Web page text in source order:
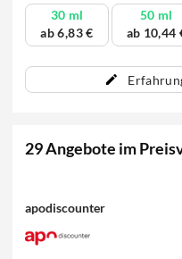
30 ml
ab 6,83 €
50 ml
ab 10,44
29 Angebote im
apodiscounter